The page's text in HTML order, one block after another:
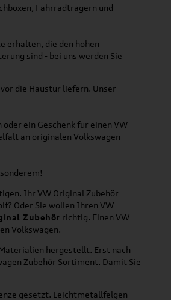
Fahrradträgern und
erhalten, die den hohen
sind - bei uns werden Sie
die Haustür liefern. Unser
ein Geschenk für einen VW-
an originalen Volkswagen
Ihr VW Original Zubehör
Oder Sie wollen Ihren VW
Zubehör richtig. Einen VW
Volkswagen.
hergestellt. Erst nach
Zubehör Sortiment. Damit Sie
gesetzt. Leichtmetallfelgen